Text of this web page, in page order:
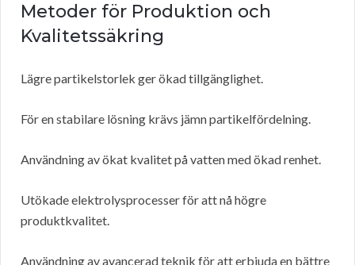
Metoder för Produktion och
Kvalitetssäkring
Lägre partikelstorlek ger ökad tillgänglighet.
För en stabilare lösning krävs jämn partikelfördelning.
Användning av ökat kvalitet på vatten med ökad renhet.
Utökade elektrolysprocesser för att nå högre
produktkvalitet.
Användning av avancerad teknik för att erbjuda en bättre